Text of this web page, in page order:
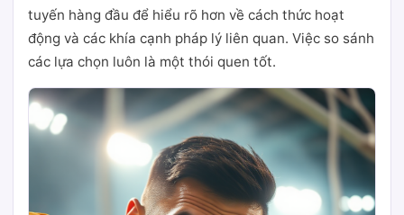
tuyến hàng đầu để hiểu rõ hơn về cách thức hoạt
động và các khía cạnh pháp lý liên quan. Việc so sánh
các lựa chọn luôn là một thói quen tốt.